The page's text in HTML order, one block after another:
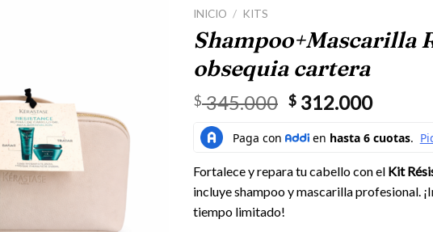
INICIO / KITS
Shampoo+Mascarilla
obsequia cartera
$345.000 El
original
$ 345.000.
$ 312.000El
actual
$
Fortalece y repara tu cabello con el Kit
incluye shampoo y mascarilla profesional.
tiempo limitado!